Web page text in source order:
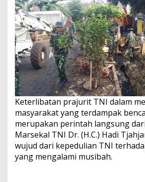
Keterlibatan prajurit TNI dalam
masyarakat yang terdampak
merupakan perintah langsung
Marsekal TNI Dr. (H.C.) Hadi
wujud dari kepedulian TNI
yang mengalami musibah.